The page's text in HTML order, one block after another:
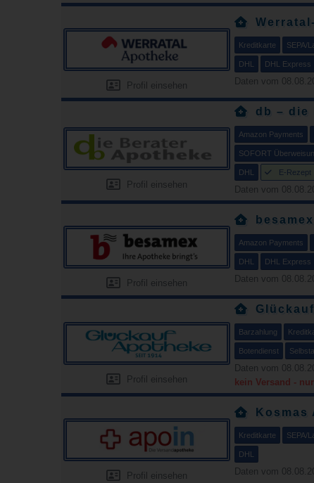
Profil einsehen
Kreditkarte SEPA/
DHL DHL Express
Daten vom
Profil einsehen
db – die
Amazon Payments
SOFORT
DHL E-Rezept
Daten vom
Profil einsehen
besamex
Amazon Payments
DHL DHL Express
Daten vom
Profil einsehen
Barzahlung
Botendienst
Daten vom
kein Versand -
Profil einsehen
Kosmas
Kreditkarte SEPA/
DHL
Daten vom